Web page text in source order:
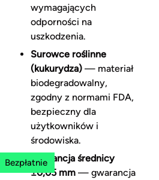
Bezpłatnie
wymagających
odporności na
uszkodzenia.
Surowce roślinne
(kukurydza)— materiał
biodegradowalny,
zgodny z normami FDA,
bezpieczny dla
użytkowników i
środowiska.
Tolerancja średnicy
±0,05 mm— gwarancja